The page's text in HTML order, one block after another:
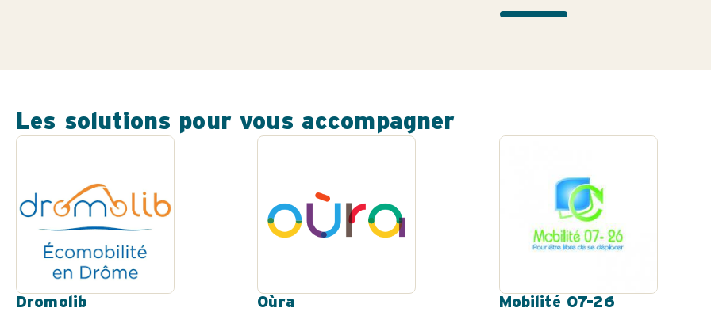
Les solutions pour vous accompagner
Dromolib Oùra Mobilité 07-26